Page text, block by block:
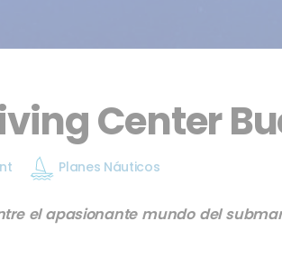
Center
Planes Náuticos
el apasionante mundo del